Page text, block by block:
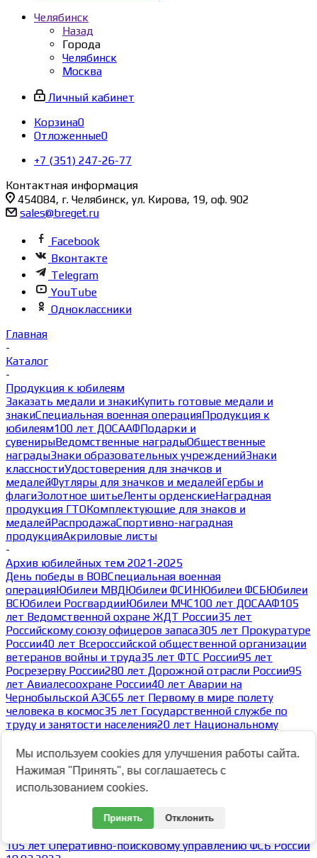
Челябинск
Назад
Города
Челябинск
Москва
Личный кабинет
Корзина0
Отложенные0
+7 (351) 247-26-77
Контактная информация
454084, г. Челябинск, ул. Кирова, 19, оф. 902
sales@breget.ru
Facebook
Вконтакте
Telegram
YouTube
Одноклассники
Главная
-
Каталог
-
Продукция к юбилеям
Заказать медали и знакиКупить готовые медали и
знакиСпециальная военная операцияПродукция к
юбилеям100 лет ДОСААФПодарки и
сувенирыВедомственные наградыОбщественные
наградыЗнаки образовательных учрежденийЗнаки
классностиУдостоверения для значков и
медалейФутляры для значков и медалейГербы и
флагиЗолотное шитьеЛенты орденскиеНаградная
продукция ГТОКомплектующие для знаков и
медалейРаспродажаСпортивно-наградная
продукцияАкриловые листы
-
Архив юбилейных тем 2021-2025
День победы в ВОВСпециальная военная
операцияЮбилеи МВДЮбилеи ФСИНЮбилеи ФСБЮбилеи
ВСЮбилеи РосгвардииЮбилеи МЧС100 лет ДОСААФ105
лет Ведомственной охране ЖДТ России35 лет
Российскому союзу офицеров запаса305 лет Прокуратуре
России40 лет Всероссийской общественной организации
ветеранов войны и труда35 лет ФТС России95 лет
Росрезерву России280 лет Дорожной отрасли России95
лет Авиалесоохране России40 лет Аварии на
Чернобыльской АЭС65 лет Первому в мире полету
человека в космос35 лет Государственной службе по
труду и занятости населения20 лет Национальному
Возрождению казачества России и Союза казаков
России
80 лет Победы в Великой Отечественной
войнеАрхив юбилейных тем
Архив тем 2024Архив тем 2023
105 лет Оперативно-поисковому управлению ФСБ России
Мы используем cookies для улучшения работы сайта.
Нажимая "Принять", вы соглашаетесь с
использованием cookies.
Принять Отклонить